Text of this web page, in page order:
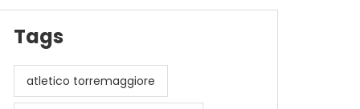
Tags
atletico torremaggiore